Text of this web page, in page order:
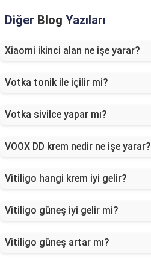
Diğer Blog Yazıları
Xiaomi ikinci alan ne işe yarar?
Votka tonik ile içilir mi?
Votka sivilce yapar mı?
VOOX DD krem nedir ne işe yarar?
Vitiligo hangi krem iyi gelir?
Vitiligo güneş iyi gelir mi?
Vitiligo güneş artar mı?